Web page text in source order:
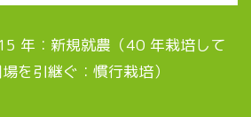
年：新規就農（40 年栽培して
を引継ぐ：慣行栽培）